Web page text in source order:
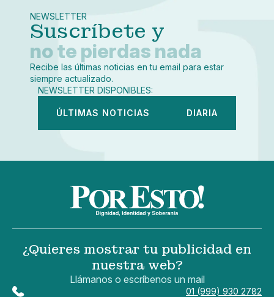
Copiar enlace
NEWSLETTER
Suscríbete y
no te pierdas nada
Recibe las últimas noticias en tu email para estar
siempre actualizado.
NEWSLETTER DISPONIBLES:
ÚLTIMAS NOTICIAS DIARIA
¿Quieres mostrar tu publicidad en
nuestra web?
Llámanos o escríbenos un mail
01 (999) 930 2782